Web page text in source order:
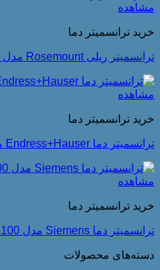
مشاهده
خرید ترانسمیتر دما
ترانسمیتر ریلی Rosemount مدل 248
مشاهده
خرید ترانسمیتر دما
ترانسمیتر دما Endress+Hauser مدل TMT181
مشاهده
خرید ترانسمیتر دما
ترانسمیتر دما Siemens مدل TH100
دسته‌های محصولات